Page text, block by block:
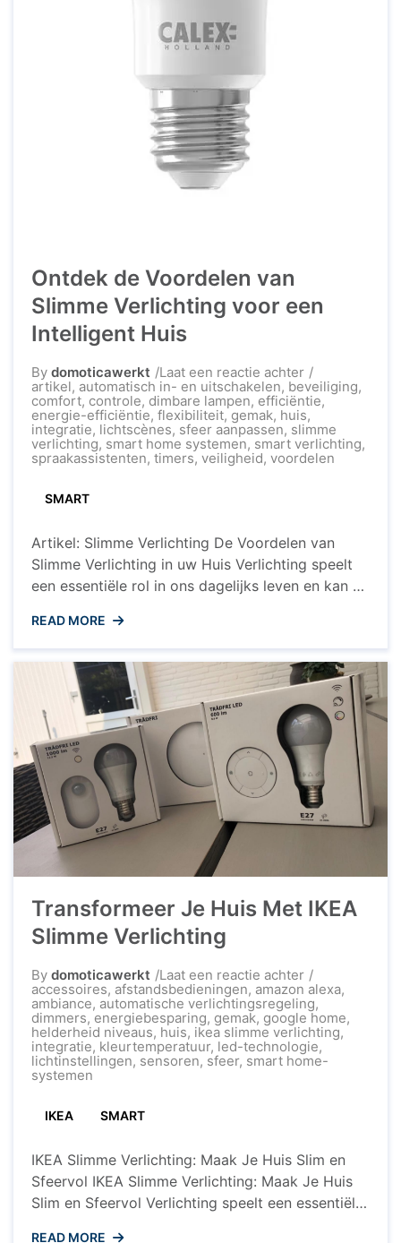
Ontdek de Voordelen van
Slimme Verlichting voor een
Intelligent Huis
By domoticawerkt Laat een reactie achterop
Ontdek
de
Voordelen
van
Slimme
Verlichting
artikel, automatisch in- en uitschakelen, beveiliging,
comfort, controle, dimbare lampen, efficiëntie,
energie-efficiëntie, flexibiliteit, gemak, huis,
integratie, lichtscènes, sfeer aanpassen, slimme
verlichting, smart home systemen, smart verlichting,
spraakassistenten, timers, veiligheid, voordelen
SMART
Artikel: Slimme Verlichting De Voordelen van
Slimme Verlichting in uw Huis Verlichting speelt
een essentiële rol in ons dagelijks leven en kan de
beïnvloeden. Met de opkomst van slimme
technologieën is het mogelijk geworden om
verlichting te transformeren en te optimaliseren
voor een betere woonervaring. Hier zijn enkele ...
READ MORE
Transformeer Je Huis Met IKEA
Slimme Verlichting
By domoticawerkt Laat een reactie achterop
Transformeer
Je
Huis
Met
IKEA
Slimme
accessoires, afstandsbedieningen, amazon alexa,
ambiance, automatische verlichtingsregeling,
dimmers, energiebesparing, gemak, google home,
helderheid niveaus, huis, ikea slimme verlichting,
integratie, kleurtemperatuur, led-technologie,
lichtinstellingen, sensoren, sfeer, smart home-
systemen
IKEA SMART
IKEA Slimme Verlichting: Maak Je Huis Slim en
Sfeervol IKEA Slimme Verlichting: Maak Je Huis
Slim en Sfeervol Verlichting speelt een essentiële
READ MORE